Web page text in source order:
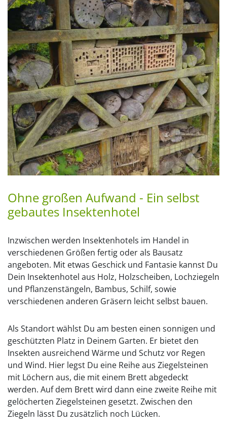
Ohne großen Aufwand - Ein selbst
gebautes Insektenhotel
Inzwischen werden Insektenhotels im Handel in
verschiedenen Größen fertig oder als Bausatz
angeboten. Mit etwas Geschick und Fantasie kannst Du
Dein Insektenhotel aus Holz, Holzscheiben, Lochziegeln
und Pflanzenstängeln, Bambus, Schilf, sowie
verschiedenen anderen Gräsern leicht selbst bauen.
Als Standort wählst Du am besten einen sonnigen und
geschützten Platz in Deinem Garten. Er bietet den
Insekten ausreichend Wärme und Schutz vor Regen
und Wind. Hier legst Du eine Reihe aus Ziegelsteinen
mit Löchern aus, die mit einem Brett abgedeckt
werden. Auf dem Brett wird dann eine zweite Reihe mit
gelöcherten Ziegelsteinen gesetzt. Zwischen den
Ziegeln lässt Du zusätzlich noch Lücken.